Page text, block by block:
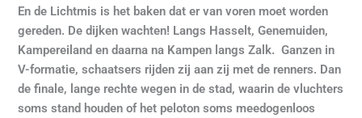
En de Lichtmis is het baken dat er van voren moet worden
gereden. De dijken wachten! Langs Hasselt, Genemuiden,
Kampereiland en daarna na Kampen langs Zalk. Ganzen in
V-formatie, schaatsers rijden zij aan zij met de renners. Dan
de finale, lange rechte wegen in de stad, waarin de vluchters
soms stand houden of het peloton soms meedogenloos